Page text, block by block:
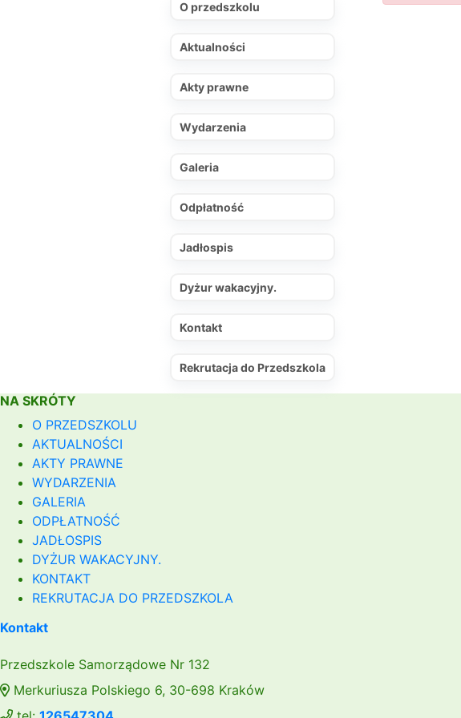
O przedszkolu
Aktualności
Akty prawne
Wydarzenia
Galeria
Odpłatność
Jadłospis
Dyżur wakacyjny.
Kontakt
Rekrutacja do Przedszkola
NA SKRÓTY
O PRZEDSZKOLU
AKTUALNOŚCI
AKTY PRAWNE
WYDARZENIA
GALERIA
ODPŁATNOŚĆ
JADŁOSPIS
DYŻUR WAKACYJNY.
KONTAKT
REKRUTACJA DO PRZEDSZKOLA
Kontakt
Przedszkole Samorządowe Nr 132
Merkuriusza Polskiego 6, 30-698 Kraków